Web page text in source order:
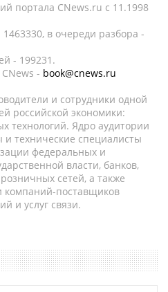
портала CNews.ru c 11.1998
в очереди разбора -
- 199231.
- book@cnews.ru
и сотрудники одной
российской экономики:
технологий. Ядро аудитории
технические специалисты
федеральных и
власти, банков,
сетей, а также
компаний-поставщиков
и услуг связи.